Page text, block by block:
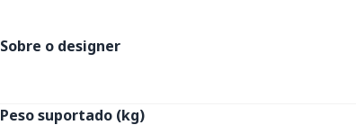
Sobre o designer
Peso suportado (kg)